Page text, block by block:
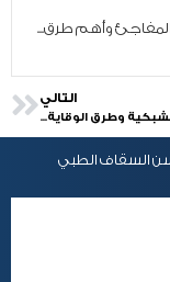
وأهم طرق...
التالي
أعراض نزيف الشبكية وطرق الوقاية والعلاج